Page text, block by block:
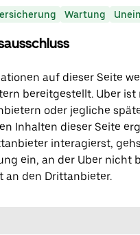
Wartung
auf dieser Seite
bereitgestellt. Uber
oder jegliche
Inhalten dieser Seite
interagierst,
ein, an der Uber nicht
an den Drittanbieter.